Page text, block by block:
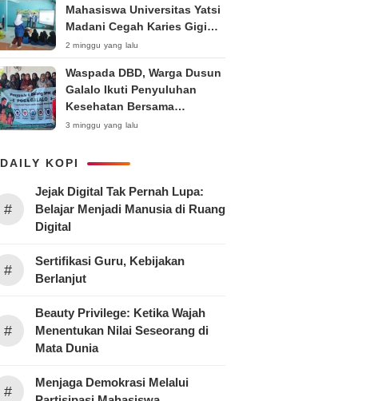
Mahasiswa Universitas Yatsi
Madani Cegah Karies Gigi
Anak
2 minggu yang lalu
Waspada DBD, Warga Dusun
Galalo Ikuti Penyuluhan
Kesehatan Bersama
Mahasiswa Pemberdayaan
Surabaya 2026
3 minggu yang lalu
DAILY KOPI
#
Jejak Digital Tak Pernah Lupa:
Belajar Menjadi Manusia di Ruang
Digital
#
Sertifikasi Guru, Kebijakan
Berlanjut
#
Beauty Privilege: Ketika Wajah
Menentukan Nilai Seseorang di
Mata Dunia
#
Menjaga Demokrasi Melalui